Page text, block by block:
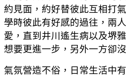
約見面，約好替彼此互相打
學時彼此有好感的過往，兩
愛，直到井川遙生病以及堺
想要更進一步，另外一方卻
氣氛營造不俗，日常生活中